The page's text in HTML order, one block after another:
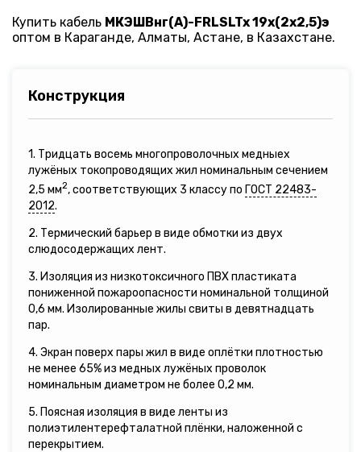
Купить кабель МКЭШВнг(A)-FRLSLTx 19х(2х2,5)э
оптом в Караганде, Алматы, Астане, в Казахстане.
Конструкция
1. Тридцать восемь многопроволочных медныех
лужёных токопроводящих жил номинальным сечением
2,5 мм2, соответствующих 3 классу по ГОСТ 22483-
2012.
2. Термический барьер в виде обмотки из двух
слюдосодержащих лент.
3. Изоляция из низкотоксичного ПВХ пластиката
пониженной пожароопасности номинальной толщиной
0,6 мм. Изолированные жилы свиты в девятнадцать
пар.
4. Экран поверх пары жил в виде оплётки плотностью
не менее 65% из медных лужёных проволок
номинальным диаметром не более 0,2 мм.
5. Поясная изоляция в виде ленты из
полиэтилентерефталатной плёнки, наложенной с
перекрытием.